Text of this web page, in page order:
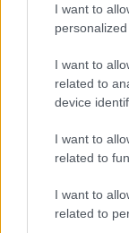
I want to
personalized
I want to
related to
device
I want to
related to
I want to
related to
Adamss:
turpināsiet
un dot, jums